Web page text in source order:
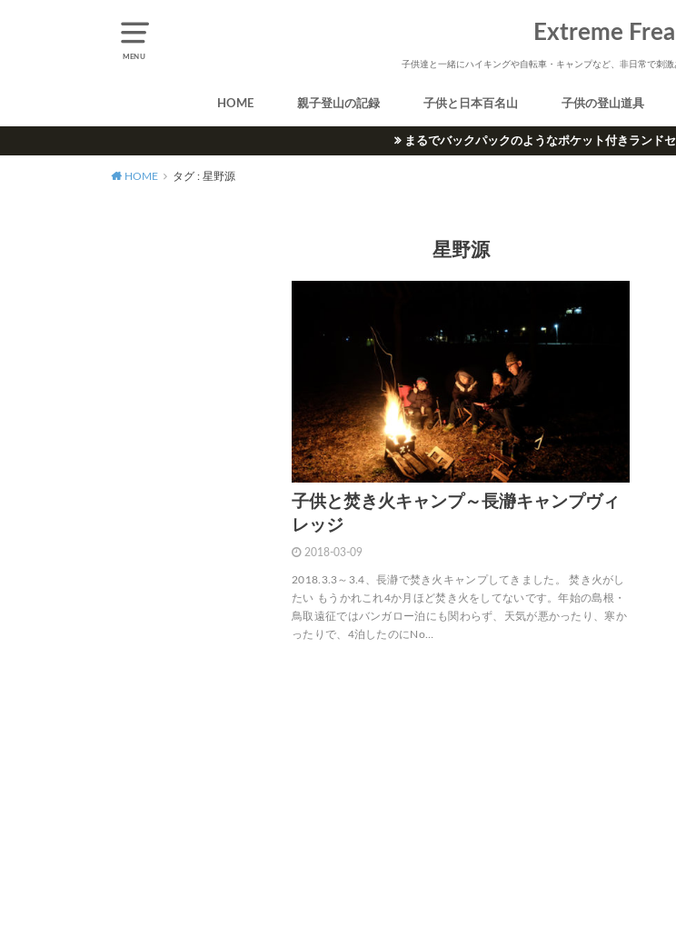
MENU
Extreme
子供達と一緒にハイキングや自転車・キャンプなど、非日常で刺
HOME 親子登山の記録 子供と日本百名山 子供の登山道具
まるでバックパックのようなポケット付きランド
HOME タグ : 星野源
星野源
子供と焚き火キャンプ～長瀞キャンプヴィ
レッジ
2018-03-09
2018.3.3～3.4、長瀞で焚き火キャンプしてきました。 焚き火がし
たい もうかれこれ4か月ほど焚き火をしてないです。年始の島根・
鳥取遠征ではバンガロー泊にも関わらず、天気が悪かったり、寒か
ったりで、4泊したのにNo…